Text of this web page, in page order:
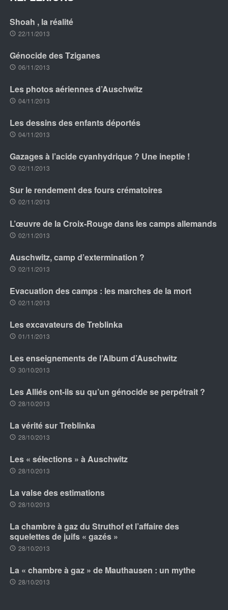
Shoah , la réalité
22/11/2013
Génocide des Tziganes
06/11/2013
Les photos aériennes d’Auschwitz
04/11/2013
Les dessins des enfants déportés
04/11/2013
Gazages à l’acide cyanhydrique ? Une ineptie !
02/11/2013
Sur le rendement des fours crématoires
02/11/2013
L’œuvre de la Croix-Rouge dans les camps allemands
02/11/2013
Auschwitz, camp d’extermination ?
02/11/2013
Evacuation des camps : les marches de la mort
02/11/2013
Les excavateurs de Treblinka
01/11/2013
Les enseignements de l’Album d’Auschwitz
30/10/2013
Les Alliés ont-ils su qu’un génocide se perpétrait ?
28/10/2013
La vérité sur Treblinka
28/10/2013
Les « sélections » à Auschwitz
28/10/2013
La valse des estimations
28/10/2013
La chambre à gaz du Struthof et l’affaire des
squelettes de juifs « gazés »
28/10/2013
La « chambre à gaz » de Mauthausen : un mythe
28/10/2013